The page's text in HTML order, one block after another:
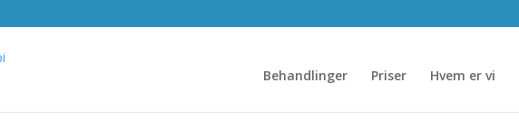
Behandlinger Priser Hvem er vi